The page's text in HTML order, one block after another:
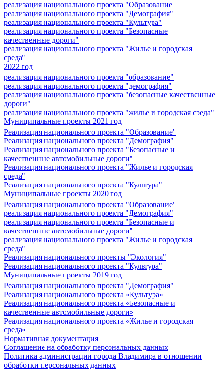
реализация национального проекта "Образование
реализация национального проекта "Демография"
реализация национального проекта "Культура"
реализация национального проекта "Безопасные
качественные дороги"
реализация национального проекта "Жилье и городская
среда"
2022 год
реализация национального проекта "образование"
реализация национального проекта "демография"
реализация национального проекта "безопасные качественные
дороги"
реализация национального проекта "жилье и городская среда"
Муниципальные проекты 2021 год
Реализация национального проекта "Образование"
Реализация национального проекта "Демография"
Реализация национального проекта "Безопасные и
качественные автомобильные дороги"
Реализация национального проекта "Жилье и городская
среда"
Реализация национального проекта "Культура"
Муниципальные проекты 2020 год
Реализация национального проекта "Образование"
реализация национального проекта "Демография"
реализация национального проекта "Безопасные и
качественные автомобильные дороги"
реализация национального проекта "Жилье и городская
среда"
Реализация национального проекты "Экология"
Реализация национального проекта "Культура"
Муниципальные проекты 2019 год
Реализация национального проекта "Демография"
Реализация национального проекта «Культура»
Реализация национального проекта «Безопасные и
качественные автомобильные дороги»
Реализация национального проекта «Жилье и городская
среда»
Нормативная документация
Соглашение на обработку персональных данных
Политика администрации города Владимира в отношении
обработки персональных данных